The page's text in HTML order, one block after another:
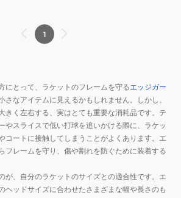
1
にとって、ラケットのフレームを守るエッジガー
さなアイテムに見えるかもしれません。しかし、
きく左右する、実はとても重要な消耗品です。テ
やスライスで低い打球を追いかける際に、ラケッ
コートに接触してしまうことがよくあります。エ
フレームを守り、傷や割れを防ぐために装着する
が、自分のラケットのサイズとの適合性です。エ
ヘッドサイズに合わせたさまざまな幅や長さのも